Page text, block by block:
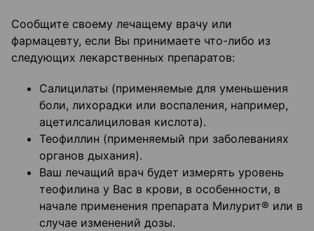
Сообщите своему лечащему врачу или
фармацевту, если Вы принимаете что-либо из
следующих лекарственных препаратов:
Салицилаты (применяемые для уменьшения
боли, лихорадки или воспаления, например,
ацетилсалициловая кислота).
Теофиллин (применяемый при заболеваниях
органов дыхания).
Ваш лечащий врач будет измерять уровень
теофилина у Вас в крови, в особенности, в
начале применения препарата Милурит® или в
случае изменений дозы.